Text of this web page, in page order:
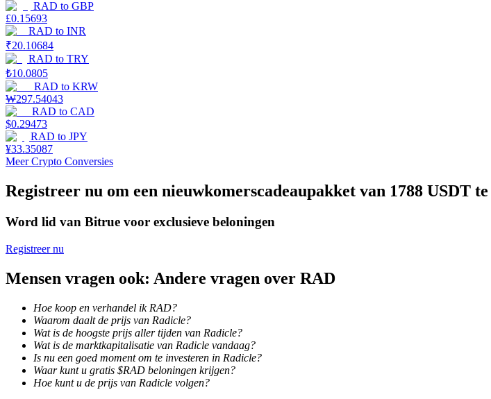
Verdienen
Uitzetten
Hoog rendement en directe toegang
RAD to GBP
£0.15693
RAD to INR
₹20.10684
RAD to TRY
₺10.0805
RAD to KRW
₩297.54043
RAD to CAD
$0.29473
RAD to JPY
¥33.35087
Meer Crypto Conversies
Registreer nu om een nieuwkomerscadeaupakket van 1788 USDT
Word lid van Bitrue voor exclusieve beloningen
Registreer nu
Mensen vragen ook: Andere vragen over RAD
Hoe koop en verhandel ik RAD?
Waarom daalt de prijs van Radicle?
Wat is de hoogste prijs aller tijden van Radicle?
Wat is de marktkapitalisatie van Radicle vandaag?
Is nu een goed moment om te investeren in Radicle?
Waar kunt u gratis $RAD beloningen krijgen?
Hoe kunt u de prijs van Radicle volgen?